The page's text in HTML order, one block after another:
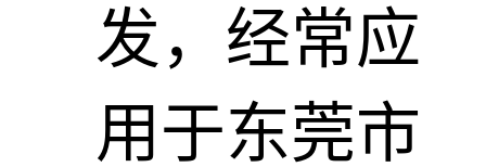
发，经常应
用于东莞市